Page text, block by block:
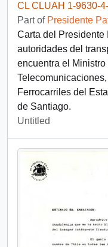
CL CLUAH 1-9630-
Part of Presidente
Carta del
autoridades del
encuentra el
Ferrocarriles del
de Santiago.
Untitled